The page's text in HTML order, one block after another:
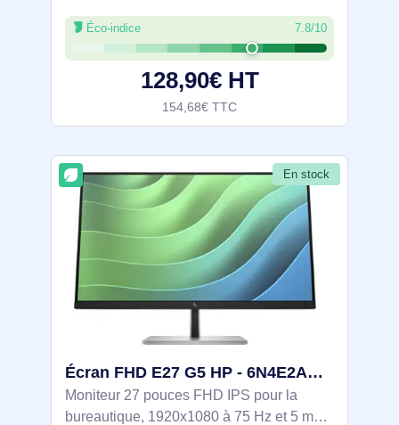
navigation fluide, sRGB 99 % pour des
couleurs fidèles. Ergonomie 4 axes
(inclinaison, pivot, rotation, hauteur 150
Éco-indice 7.8/10
128,90€ HT
154,68€ TTC
En stock
Écran FHD E27 G5 HP - 6N4E2AA#ABB
Moniteur 27 pouces FHD IPS pour la
bureautique, 1920x1080 à 75 Hz et 5 ms,